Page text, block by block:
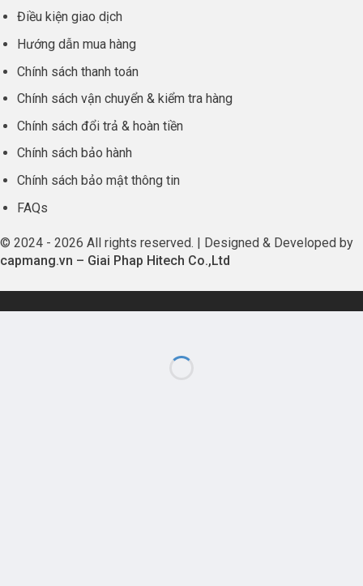
Điều kiện giao dịch
Hướng dẫn mua hàng
Chính sách thanh toán
Chính sách vận chuyển & kiểm tra hàng
Chính sách đổi trả & hoàn tiền
Chính sách bảo hành
Chính sách bảo mật thông tin
FAQs
© 2024 - 2026 All rights reserved. | Designed & Developed by
capmang.vn – Giai Phap Hitech Co.,Ltd